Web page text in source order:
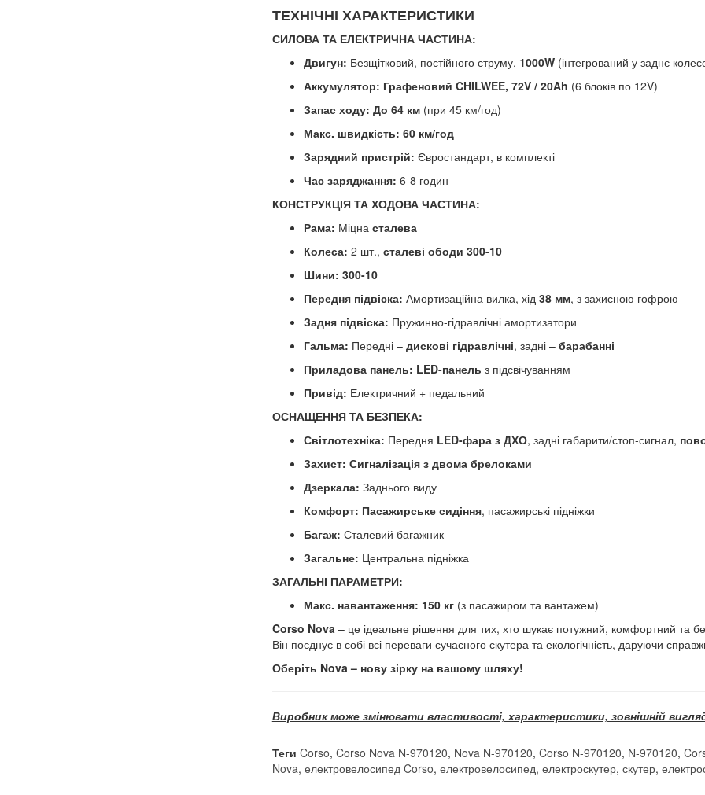
ТЕХНІЧНІ ХАРАКТЕРИСТИКИ
СИЛОВА ТА ЕЛЕКТРИЧНА ЧАСТИНА:
Двигун: Безщітковий, постійного струму, 1000W(інтегрований у заднє
Аккумулятор: Графеновий CHILWEE, 72V / 20Ah (6 блоків по 12V)
Запас ходу: До 64 км(при 45 км/год)
Макс. швидкість: 60 км/год
Зарядний пристрій: Євростандарт, в комплекті
Час заряджання: 6-8 годин
КОНСТРУКЦІЯ ТА ХОДОВА ЧАСТИНА:
Рама: Міцна сталева
Колеса: 2 шт., сталеві ободи 300-10
Шини: 300-10
Передня підвіска: Амортизаційна вилка, хід 38 мм, з захисною гофрою
Задня підвіска: Пружинно-гідравлічні амортизатори
Гальма: Передні – дискові гідравлічні, задні – барабанні
Приладова панель: LED-панель з підсвічуванням
Привід: Електричний + педальний
ОСНАЩЕННЯ ТА БЕЗПЕКА:
Світлотехніка: Передня LED-фара з ДХО, задні габарити/стоп-сигнал,
Захист: Сигналізація з двома брелоками
Дзеркала: Заднього виду
Комфорт: Пасажирське сидіння, пасажирські підніжки
Багаж: Сталевий багажник
Загальне: Центральна підніжка
ЗАГАЛЬНІ ПАРАМЕТРИ:
Макс. навантаження: 150 кг(з пасажиром та вантажем)
Corso Nova– це ідеальне рішення для тих, хто шукає потужний, комфортний та
Він поєднує в собі всі переваги сучасного скутера та екологічність, даруючи
Оберіть Nova – нову зірку на вашому шляху!
Виробник може змінювати властивості, характеристики, зовнішній
Теги Corso, Corso Nova N-970120, Nova N-970120, Corso N-970120, N-970120,
Nova, електровелосипед Corso, електровелосипед, електроскутер, скутер,